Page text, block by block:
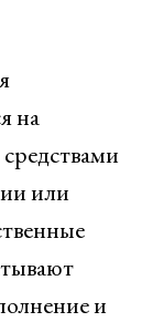
на
или
и